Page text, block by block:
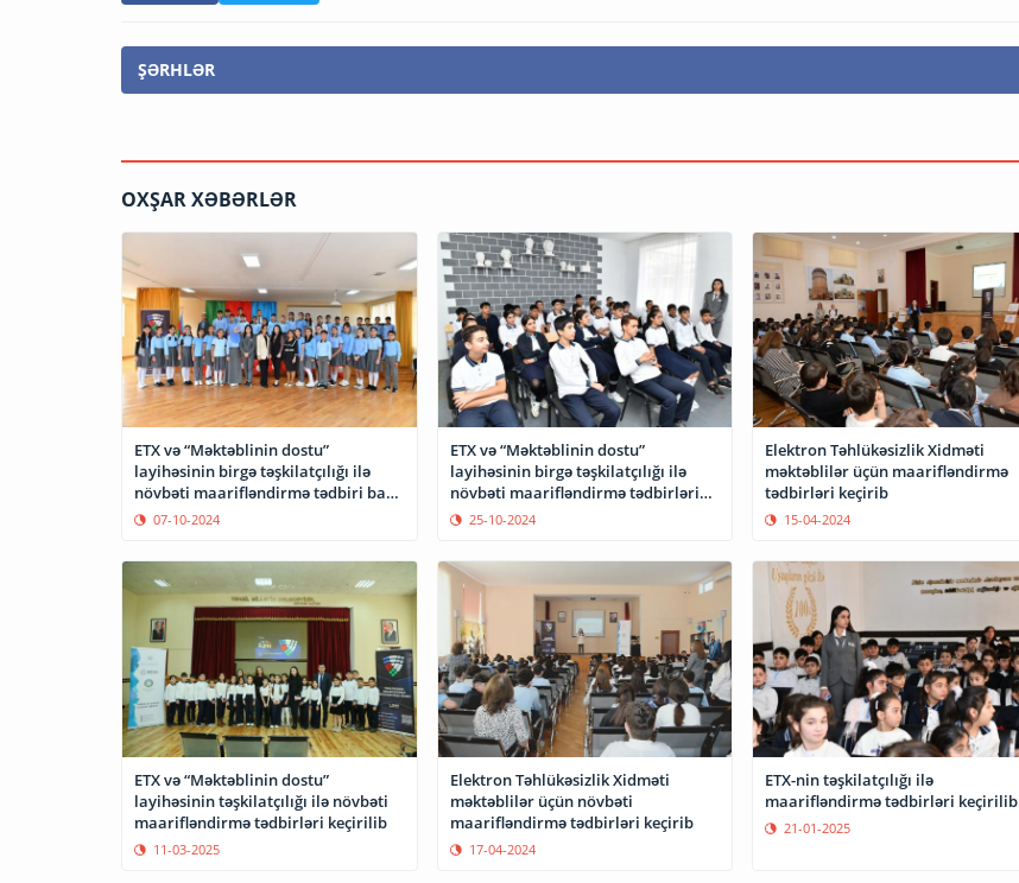
ŞƏRHLƏR
OXŞAR XƏBƏRLƏR
ETX və “Məktəblinin dostu”
layihəsinin birgə təşkilatçılığı ilə
növbəti maarifləndirmə tədbiri baş
tutub07-10-2024
ETX və “Məktəblinin dostu”
layihəsinin birgə təşkilatçılığı ilə
növbəti maarifləndirmə tədbirləri
keçirilib
25-10-2024
Elektron Təhlükəsizlik Xidməti
məktəblilər üçün maarifləndirmə
tədbirləri keçirib
15-04-2024
ETX və “Məktəblinin dostu”
layihəsinin təşkilatçılığı ilə növbəti
maarifləndirmə tədbirləri keçirilib
11-03-2025
Elektron Təhlükəsizlik Xidməti
məktəblilər üçün növbəti
maarifləndirmə tədbirləri keçirib
17-04-2024
ETX-nin təşkilatçılığı ilə
maarifləndirmə tədbirləri keçirilib
21-01-2025